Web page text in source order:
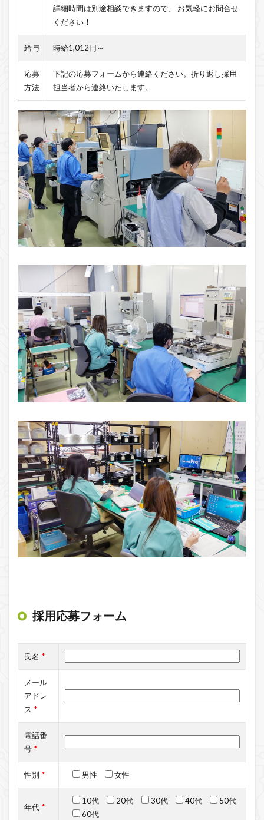
詳細時間は別途相談できますので、 お気軽にお問合せ
ください！
給与 時給1,012円～
応募
方法
下記の応募フォームから連絡ください。折り返し採用
担当者から連絡いたします。
採用応募フォーム
氏名 *
メール
アドレ
ス *
電話番
号 *
性別 * 男性 女性
年代 *
10代 20代 30代 40代
50代
60代